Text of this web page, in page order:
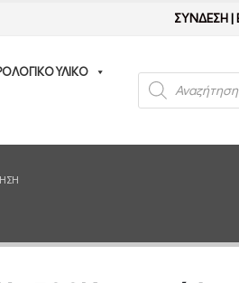
ΣΥΝΔΕΣΗ|
ΥΛΙΚΟ
Products
search